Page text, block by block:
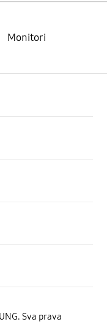
Monitori
Sva prava